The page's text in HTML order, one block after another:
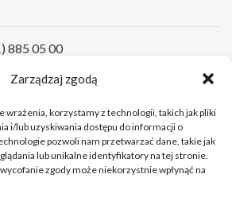
Zarządzaj zgodą
wrażenia, korzystamy z technologii, takich jak pliki
i/lub uzyskiwania dostępu do informacji o
pozwoli nam przetwarzać dane, takie jak
lub unikalne identyfikatory na tej stronie.
zgody może niekorzystnie wpłynąć na
885 05 00